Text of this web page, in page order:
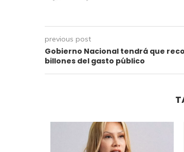
previous post
Gobierno Nacional tendrá que
billones del gasto público